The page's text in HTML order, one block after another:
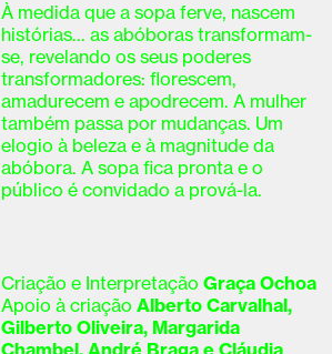
À medida que a sopa ferve, nascem
histórias... as abóboras transformam-
se, revelando os seus poderes
transformadores: florescem,
amadurecem e apodrecem. A mulher
também passa por mudanças. Um
elogio à beleza e à magnitude da
abóbora. A sopa fica pronta e o
público é convidado a prová-la.
Criação e Interpretação Graça Ochoa
Apoio à criação Alberto Carvalhal,
Gilberto Oliveira, Margarida